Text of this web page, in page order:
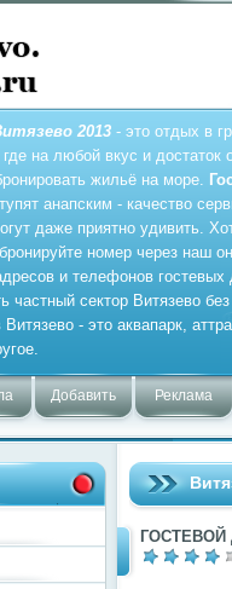
2013 - это отдых в
где на любой вкус и
жильё на море.
анапским - качество
даже приятно удивить.
номер через наш
и телефонов
частный сектор Витязево
- это аквапарк,
Добавить Реклама